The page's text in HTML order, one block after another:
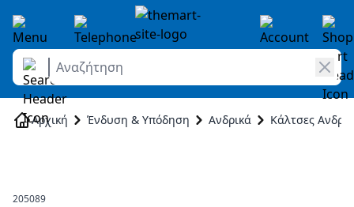
Skip to Content
Αναζήτηση
Αρχική Ένδυση & Υπόδηση Ανδρικά Κάλτσες
205089